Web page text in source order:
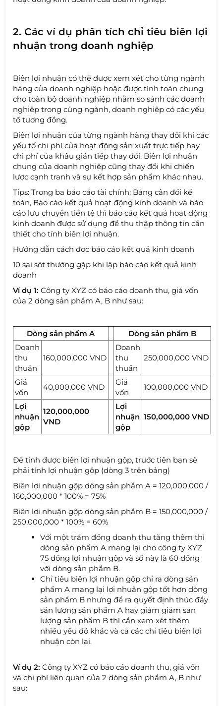
2. Các ví dụ phân tích chỉ tiêu biên lợi
nhuận trong doanh nghiệp
Biên lợi nhuận có thể được xem xét cho từng ngành
hàng của doanh nghiệp hoặc được tính toán chung
cho toàn bộ doanh nghiệp nhằm so sánh các doanh
nghiệp trong cùng ngành, doanh nghiệp có các yếu
tố tương đồng.
Biên lợi nhuận của từng ngành hàng thay đổi khi các
yếu tố chi phí của hoạt động sản xuất trực tiếp hay
chi phí của khâu gián tiếp thay đổi. Biên lợi nhuận
chung của doanh nghiệp cũng thay đổi khi chiến
lược cạnh tranh và sự kết hợp sản phẩm khác nhau.
Tips: Trong ba báo cáo tài chính: Bảng cân đối kế
toán, Báo cáo kết quả hoạt động kinh doanh và báo
cáo lưu chuyển tiền tệ thì báo cáo kết quả hoạt động
kinh doanh được sử dụng để thu thập thông tin cần
thiết cho tính biên lợi nhuận.
Hướng dẫn cách đọc báo cáo kết quả kinh doanh
10 sai sót thường gặp khi lập báo cáo kết quả kinh
doanh
Ví dụ 1:Công ty XYZ có báo cáo doanh thu, giá vốn
của 2 dòng sản phẩm A, B như sau:
Dòng sản phẩm A
Dòng sản phẩm B
Doanh
thu
thuần
160,000,000 VND
Doanh
thu
thuần
250,000,000 VND
Giá
vốn
40,000,000 VND
Giá
vốn
100,000,000 VND
Lợi
nhuận
gộp
120,000,000
VND
Lợi
nhuận
gộp
150,000,000 VND
Để tính được biên lợi nhuận gộp, trước tiên bạn sẽ
phải tính lợi nhuận gộp (dòng 3 trên bảng)
Biên lợi nhuận gộp dòng sản phẩm A = 120,000,000 /
160,000,000 * 100% = 75%
Biên lợi nhuận gộp dòng sản phẩm B = 150,000,000 /
250,000,000 * 100% = 60%
Với một trăm đồng doanh thu tăng thêm thì
dòng sản phẩm A mang lại cho công ty XYZ
75 đồng lợi nhuận gộp và số này là 60 đồng
với dòng sản phẩm B.
Chỉ tiêu biên lợi nhuận gộp chỉ ra dòng sản
phẩm A mang lại lợi nhuân gộp tốt hơn dòng
sản phẩm B nhưng để ra quyết định thúc đẩy
sản lượng sản phẩm A hay giảm giảm sản
lượng sản phẩm B thì cần xem xét thêm
nhiều yếu đó khác và cả các chỉ tiêu biên lợi
nhuận còn lại.
Ví dụ 2: Công ty XYZ có báo cáo doanh thu, giá vốn
và chi phí liên quan của 2 dòng sản phẩm A, B như
sau: